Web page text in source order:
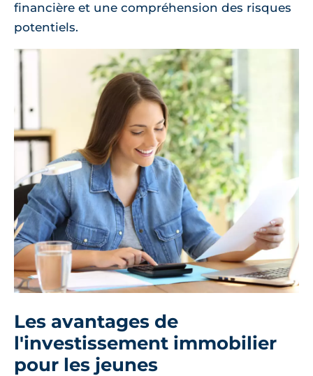
financière et une compréhension des risques
potentiels.
Les avantages de
l'investissement immobilier
pour les jeunes